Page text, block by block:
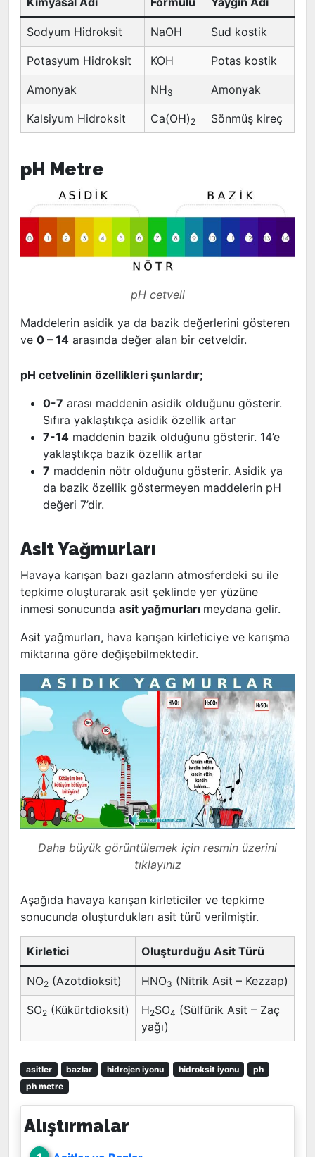
Sodyum Hidroksit NaOH Sud kostik
Potasyum Hidroksit KOH Potas kostik
Amonyak NH3 Amonyak
Kalsiyum Hidroksit Ca(OH) 2 Sönmüş kireç
pH Metre
pH cetveli
Maddelerin asidik ya da bazik değerlerini gösteren
ve 0 – 14 arasında değer alan bir cetveldir.
pH cetvelinin özellikleri şunlardır;
0-7 arası maddenin asidik olduğunu gösterir.
Sıfıra yaklaştıkça asidik özellik artar
7-14 maddenin bazik olduğunu gösterir. 14’e
yaklaştıkça bazik özellik artar
7 maddenin nötr olduğunu gösterir. Asidik ya
da bazik özellik göstermeyen maddelerin pH
değeri 7’dir.
Asit Yağmurları
Havaya karışan bazı gazların atmosferdeki su ile
tepkime oluşturarak asit şeklinde yer yüzüne
inmesi sonucunda asit yağmurları meydana gelir.
Asit yağmurları, hava karışan kirleticiye ve karışma
miktarına göre değişebilmektedir.
Daha büyük görüntülemek için resmin üzerini
tıklayınız
Aşağıda havaya karışan kirleticiler ve tepkime
sonucunda oluşturdukları asit türü verilmiştir.
Kirletici Oluşturduğu Asit Türü
NO2 (Azotdioksit) HNO3 (Nitrik Asit – Kezzap)
SO2 (Kükürtdioksit) H2SO4 (Sülfürik Asit – Zaç
yağı)
asitler bazlar hidrojen iyonu hidroksit iyonu
ph
ph metre
Alıştırmalar